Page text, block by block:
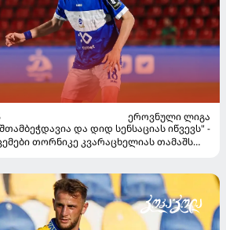
ᲔᲠᲝᲕᲜᲣᲚᲘ ᲚᲘᲒᲐ
და დიდ სენსაციას იწვევს" -
თორნიკე კვარაცხელიას თამაშს